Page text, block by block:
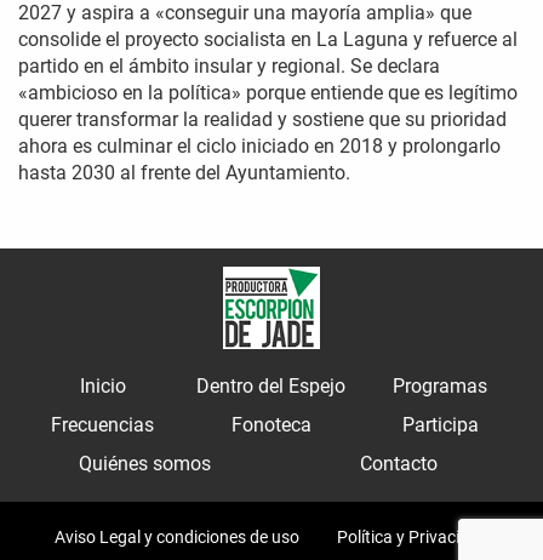
2027 y aspira a «conseguir una mayoría amplia» que
consolide el proyecto socialista en La Laguna y refuerce al
partido en el ámbito insular y regional. Se declara
«ambicioso en la política» porque entiende que es legítimo
querer transformar la realidad y sostiene que su prioridad
ahora es culminar el ciclo iniciado en 2018 y prolongarlo
hasta 2030 al frente del Ayuntamiento.
Inicio Dentro del Espejo
Programas
Frecuencias
Fonoteca
Participa
Quiénes somos
Contacto
Aviso Legal y condiciones de uso Política y Privacidad